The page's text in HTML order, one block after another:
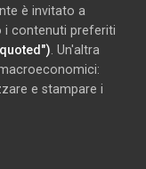
è invitato a
i contenuti preferiti
. Un'altra
e stampare i